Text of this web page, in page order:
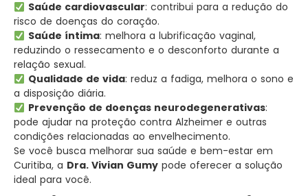
Saúde cardiovascular: contribui para a redução do
risco de doenças do coração.
Saúde íntima: melhora a lubrificação vaginal,
reduzindo o ressecamento e o desconforto durante a
relação sexual.
Qualidade de vida: reduz a fadiga, melhora o sono e
a disposição diária.
Prevenção de doenças neurodegenerativas:
pode ajudar na proteção contra Alzheimer e outras
condições relacionadas ao envelhecimento.
Se você busca melhorar sua saúde e bem-estar em
Curitiba, a Dra. Vivian Gumy pode oferecer a solução
ideal para você.